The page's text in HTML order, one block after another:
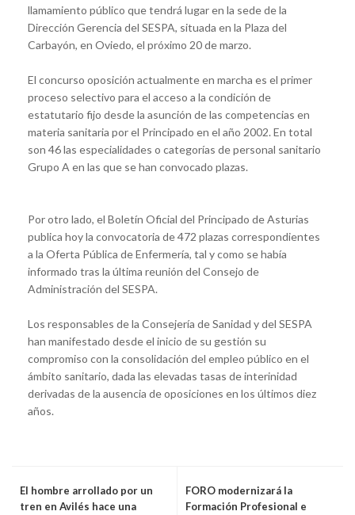
llamamiento público que tendrá lugar en la sede de la
Dirección Gerencia del SESPA, situada en la Plaza del
Carbayón, en Oviedo, el próximo 20 de marzo.
El concurso oposición actualmente en marcha es el primer
proceso selectivo para el acceso a la condición de
estatutario fijo desde la asunción de las competencias en
materia sanitaria por el Principado en el año 2002. En total
son 46 las especialidades o categorías de personal sanitario
Grupo A en las que se han convocado plazas.
Por otro lado, el Boletín Oficial del Principado de Asturias
publica hoy la convocatoria de 472 plazas correspondientes
a la Oferta Pública de Enfermería, tal y como se había
informado tras la última reunión del Consejo de
Administración del SESPA.
Los responsables de la Consejería de Sanidad y del SESPA
han manifestado desde el inicio de su gestión su
compromiso con la consolidación del empleo público en el
ámbito sanitario, dada las elevadas tasas de interinidad
derivadas de la ausencia de oposiciones en los últimos diez
años.
El hombre arrollado por un
tren en Avilés hace una
FORO modernizará la
Formación Profesional e